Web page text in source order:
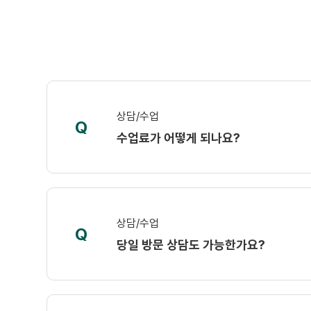
Q
상담/수업
수업료가 어떻게 되나요?
Q
상담/수업
당일 방문 상담도 가능한가요?